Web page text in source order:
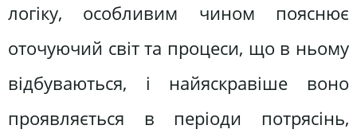
логіку, особливим чином пояснює
оточуючий світ та процеси, що в ньому
відбуваються, і найяскравіше воно
проявляється в періоди потрясінь,